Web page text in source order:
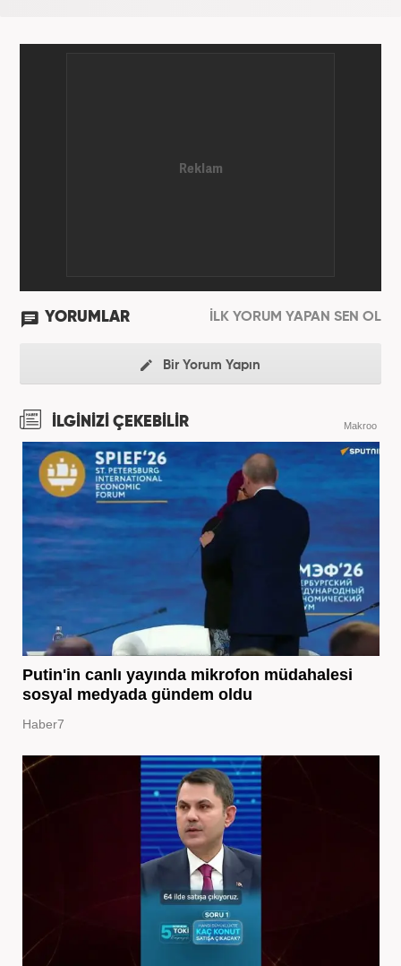
YORUMLAR İLK YORUM YAPAN SEN OL
Bir Yorum Yapın
İLGİNİZİ ÇEKEBİLİR Makroo
Putin'in canlı yayında mikrofon müdahalesi
sosyal medyada gündem oldu
Haber7